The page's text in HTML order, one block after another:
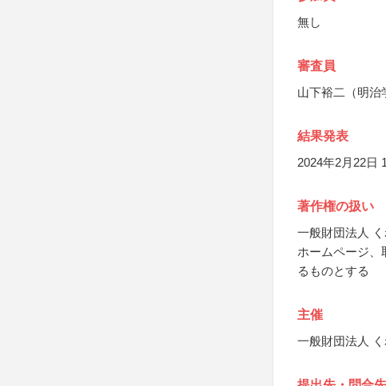
無し
審査員
山下裕二（明治
結果発表
2024年2月22日
著作権の扱い
一般財団法人
ホームページ、
るものとする
主催
一般財団法人